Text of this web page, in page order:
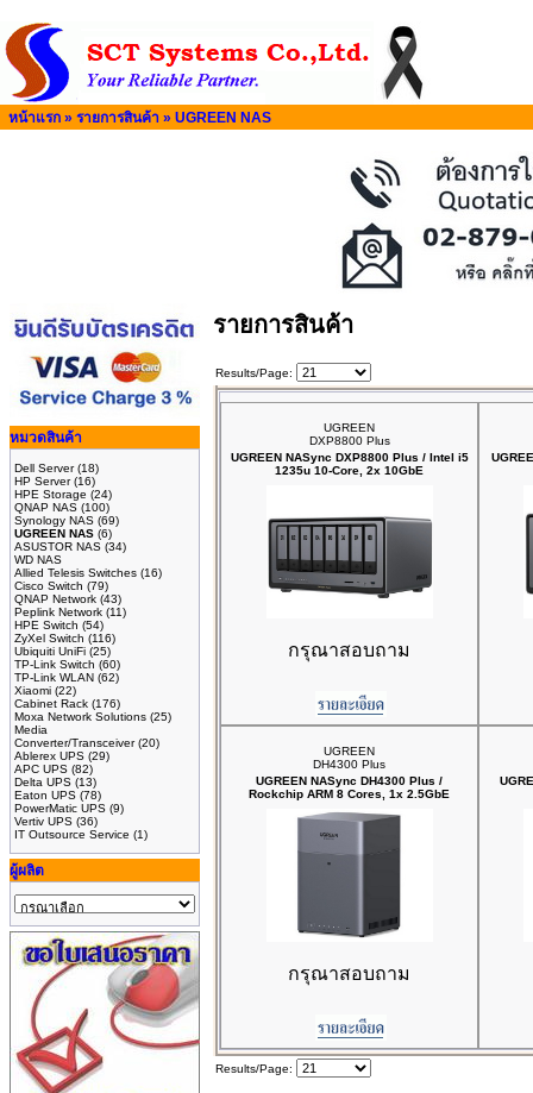
หน้าแรก » รายการสินค้า » UGREEN NAS
หมวดสินค้า
Dell Server(18)
HP Server(16)
HPE Storage (24)
QNAP NAS (100)
Synology NAS (69)
UGREEN NAS (6)
ASUSTOR NAS (34)
WD NAS
Allied Telesis Switches (16)
Cisco Switch (79)
QNAP Network (43)
Peplink Network (11)
HPE Switch (54)
ZyXel Switch (116)
Ubiquiti UniFi (25)
TP-Link Switch (60)
TP-Link WLAN (62)
Xiaomi (22)
Cabinet Rack (176)
Moxa Network Solutions (25)
Media
Converter/Transceiver(20)
Ablerex UPS (29)
APC UPS (82)
Delta UPS (13)
Eaton UPS (78)
PowerMatic UPS (9)
Vertiv UPS (36)
IT Outsource Service (1)
ผู้ผลิต
รายการสินค้า
Results/Page:
UGREEN
DXP8800 Plus
UGREEN NASync DXP8800 Plus / Intel i5
1235u 10-Core, 2x 10GbE
กรุณาสอบถาม
UGREEN
DH4300 Plus
UGREEN NASync DH4300 Plus /
Rockchip ARM 8 Cores, 1x 2.5GbE
กรุณาสอบถาม
Results/Page: